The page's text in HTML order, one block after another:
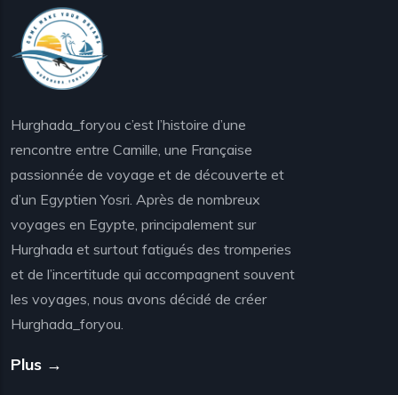
Hurghada_foryou c’est l’histoire d’une
rencontre entre Camille, une Française
passionnée de voyage et de découverte et
d’un Egyptien Yosri. Après de nombreux
voyages en Egypte, principalement sur
Hurghada et surtout fatigués des tromperies
et de l’incertitude qui accompagnent souvent
les voyages, nous avons décidé de créer
Hurghada_foryou.
Plus →